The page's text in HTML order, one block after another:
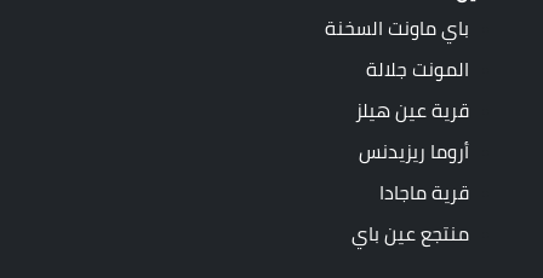
باي ماونت السخنة
المونت جلالة
قرية عين هيلز
أروما ريزيدنس
قرية ماجادا
منتجع عين باي